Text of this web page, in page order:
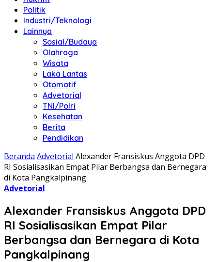
Politik
Industri/Teknologi
Lainnya
Sosial/Budaya
Olahraga
Wisata
Laka Lantas
Otomotif
Advetorial
TNI/Polri
Kesehatan
Berita
Pendidikan
Beranda Advetorial Alexander Fransiskus Anggota DPD
RI Sosialisasikan Empat Pilar Berbangsa dan Bernegara
di Kota Pangkalpinang
Advetorial
Alexander Fransiskus Anggota DPD
RI Sosialisasikan Empat Pilar
Berbangsa dan Bernegara di Kota
Pangkalpinang